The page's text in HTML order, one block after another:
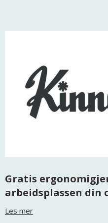
Gratis
arbeidsplassen din
Les mer